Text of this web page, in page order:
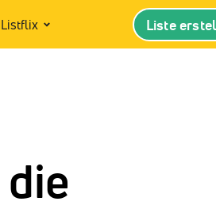
Liste